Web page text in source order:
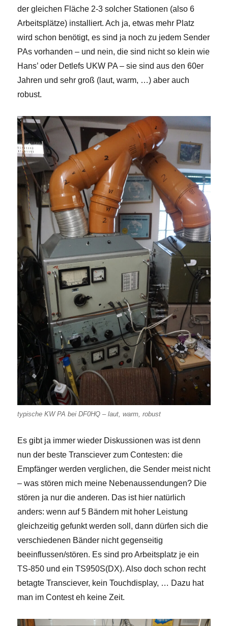
der gleichen Fläche 2-3 solcher Stationen (also 6
Arbeitsplätze) installiert. Ach ja, etwas mehr Platz
wird schon benötigt, es sind ja noch zu jedem Sender
PAs vorhanden – und nein, die sind nicht so klein wie
Hans’ oder Detlefs UKW PA – sie sind aus den 60er
Jahren und sehr groß (laut, warm, …) aber auch
robust.
typische KW PA bei DF0HQ – laut, warm, robust
Es gibt ja immer wieder Diskussionen was ist denn
nun der beste Transciever zum Contesten: die
Empfänger werden verglichen, die Sender meist nicht
– was stören mich meine Nebenaussendungen? Die
stören ja nur die anderen. Das ist hier natürlich
anders: wenn auf 5 Bändern mit hoher Leistung
gleichzeitig gefunkt werden soll, dann dürfen sich die
verschiedenen Bänder nicht gegenseitig
beeinflussen/stören. Es sind pro Arbeitsplatz je ein
TS-850 und ein TS950S(DX). Also doch schon recht
betagte Transciever, kein Touchdisplay, … Dazu hat
man im Contest eh keine Zeit.